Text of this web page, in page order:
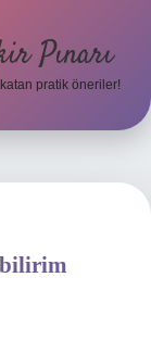
Pınarı
katan pratik öneriler!